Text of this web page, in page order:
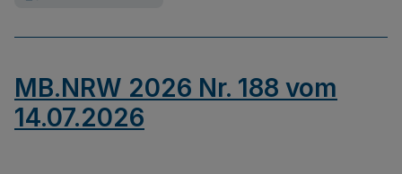
MB.NRW 2026 Nr. 188 vom
14.07.2026